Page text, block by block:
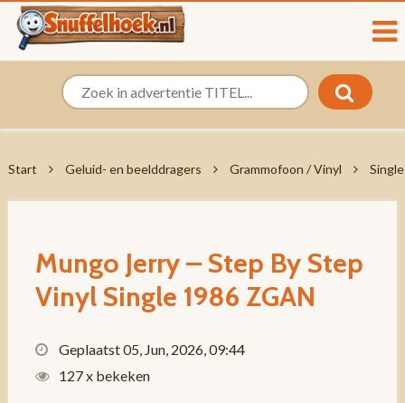
Start Geluid- en beelddragers Grammofoon / Vinyl
Mungo Jerry ‎– Step By Step
Vinyl Single 1986 ZGAN
Geplaatst 05, Jun, 2026, 09:44
127 x bekeken